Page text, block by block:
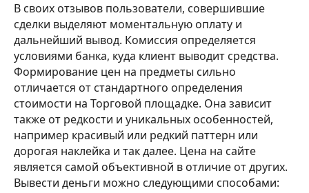
В своих отзывов пользователи, совершившие
сделки выделяют моментальную оплату и
дальнейший вывод. Комиссия определяется
условиями банка, куда клиент выводит средства.
Формирование цен на предметы сильно
отличается от стандартного определения
стоимости на Торговой площадке. Она зависит
также от редкости и уникальных особенностей,
например красивый или редкий паттерн или
дорогая наклейка и так далее. Цена на сайте
является самой объективной в отличие от других.
Вывести деньги можно следующими способами: